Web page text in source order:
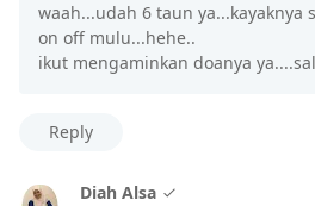
waah...udah 6 taun ya...kayaknya
on off mulu...hehe..
ikut mengaminkan doanya
Reply
Diah Alsa